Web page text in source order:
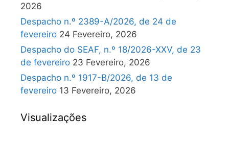
2026
Despacho n.º 2389-A/2026, de 24 de
fevereiro 24 Fevereiro, 2026
Despacho do SEAF, n.º 18/2026-XXV, de 23
de fevereiro 23 Fevereiro, 2026
Despacho n.º 1917-B/2026, de 13 de
fevereiro 13 Fevereiro, 2026
Visualizações